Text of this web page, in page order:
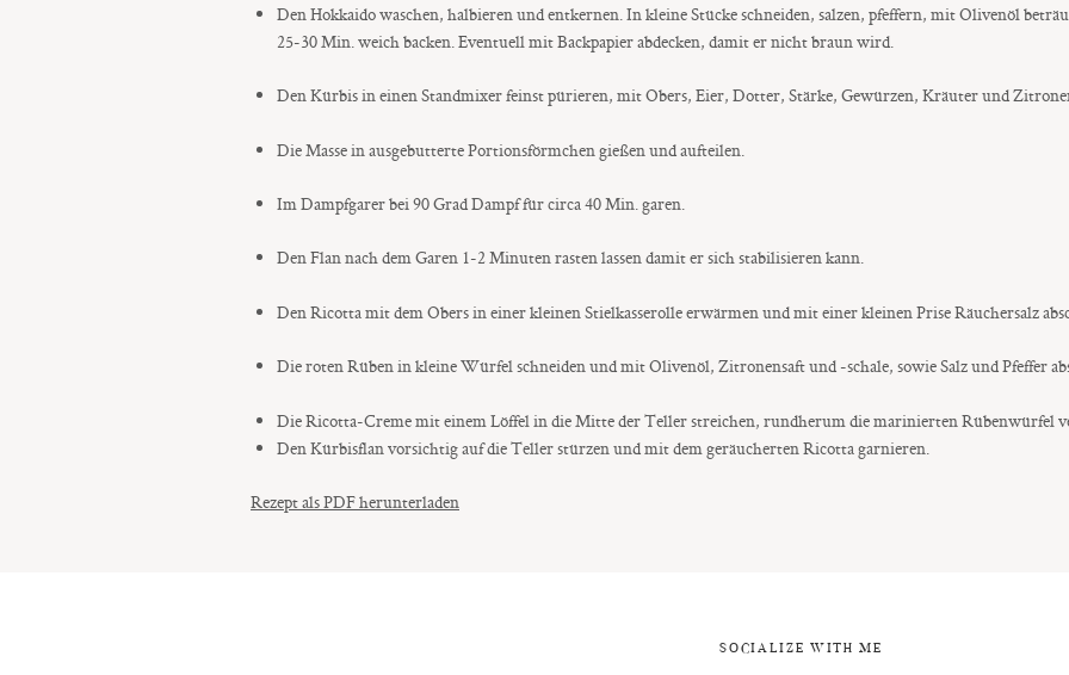
Den Hokkaido waschen, halbieren und entkernen. In kleine Stücke schneiden, salzen, pfeffern, mit Olivenöl
25-30 Min. weich backen. Eventuell mit Backpapier abdecken, damit er nicht braun wird.
Den Kürbis in einen Standmixer feinst pürieren, mit Obers, Eier, Dotter, Stärke, Gewürzen, Kräuter und
Die Masse in ausgebutterte Portionsförmchen gießen und aufteilen.
Im Dampfgarer bei 90 Grad Dampf für circa 40 Min. garen.
Den Flan nach dem Garen 1-2 Minuten rasten lassen damit er sich stabilisieren kann.
Den Ricotta mit dem Obers in einer kleinen Stielkasserolle erwärmen und mit einer kleinen Prise Räuchersalz
Die roten Rüben in kleine Würfel schneiden und mit Olivenöl, Zitronensaft und -schale, sowie Salz und Pfeffer
Die Ricotta-Creme mit einem Löffel in die Mitte der Teller streichen, rundherum die marinierten Rübenwürfel
Den Kürbisflan vorsichtig auf die Teller stürzen und mit dem geräucherten Ricotta garnieren.
Rezept als PDF herunterladen
SOCIALIZE WITH ME